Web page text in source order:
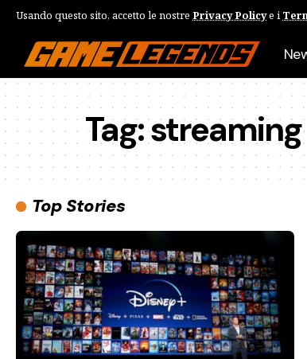
Usando questo sito, accetto le nostre Privacy Policye i
Tag:streaming
Top Stories